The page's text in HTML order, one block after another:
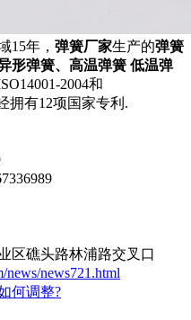
15年， 弹簧厂家生产的弹簧
形弹簧、高温弹簧 低温弹
2004和
拥有12项国家专利.
区礁头路林浦路交叉口
news/news721.html
何调整?